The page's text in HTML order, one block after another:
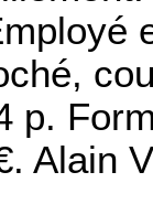
p.
Alain